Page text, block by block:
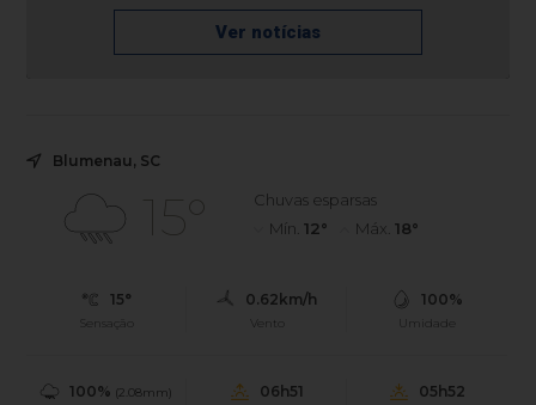
Ver notícias
Blumenau, SC
15°
Chuvas esparsas
Mín. 12° Máx. 18°
15°
Sensação
0.62km/h
Vento
100%
Umidade
100% (2.08mm)
06h51 05h52